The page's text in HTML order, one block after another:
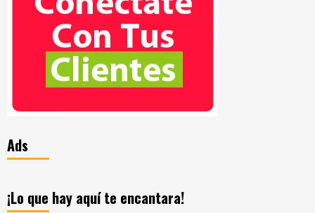
Ads
¡Lo que hay aquí te encantara!